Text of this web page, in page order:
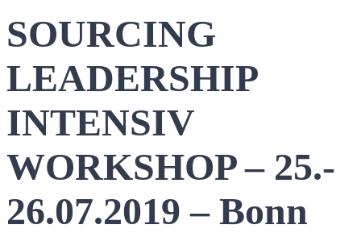
SOURCING
LEADERSHIP
INTENSIV
WORKSHOP – 25.-
26.07.2019 – Bonn